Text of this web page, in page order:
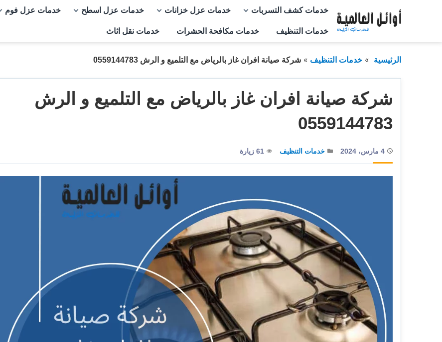
المحتوى
خدمات كشف التسربات خدمات عزل خزانات خدمات عزل اسطح خدمات عزل فوم
خدمات التنظيف خدمات مكافحة الحشرات خدمات نقل اثاث
الرئيسية خدمات التنظيف شركة صيانة افران غاز بالرياض مع التلميع و الرش 0559144783
شركة صيانة افران غاز بالرياض مع التلميع و الرش
0559144783
4 مارس، 2024 خدمات التنظيف 61 زيارة